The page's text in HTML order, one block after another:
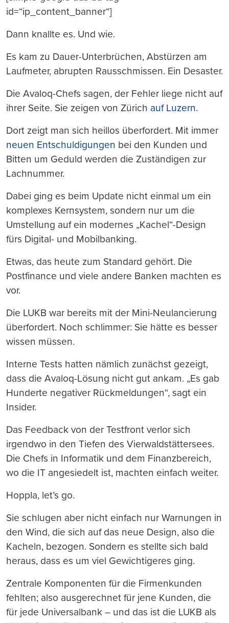
id=“ip_content_banner“]
Dann knallte es. Und wie.
Es kam zu Dauer-Unterbrüchen, Abstürzen am
Laufmeter, abrupten Rausschmissen. Ein Desaster.
Die Avaloq-Chefs sagen, der Fehler liege nicht auf
ihrer Seite. Sie zeigen von Zürich auf Luzern.
Dort zeigt man sich heillos überfordert. Mit immer
neuen Entschuldigungen bei den Kunden und
Bitten um Geduld werden die Zuständigen zur
Lachnummer.
Dabei ging es beim Update nicht einmal um ein
komplexes Kernsystem, sondern nur um die
Umstellung auf ein modernes „Kachel“-Design
fürs Digital- und Mobilbanking.
Etwas, das heute zum Standard gehört. Die
Postfinance und viele andere Banken machten es
vor.
Die LUKB war bereits mit der Mini-Neulancierung
überfordert. Noch schlimmer: Sie hätte es besser
wissen müssen.
Interne Tests hatten nämlich zunächst gezeigt,
dass die Avaloq-Lösung nicht gut ankam. „Es gab
Hunderte negativer Rückmeldungen“, sagt ein
Insider.
Das Feedback von der Testfront verlor sich
irgendwo in den Tiefen des Vierwaldstättersees.
Die Chefs in Informatik und dem Finanzbereich,
wo die IT angesiedelt ist, machten einfach weiter.
Hoppla, let’s go.
Sie schlugen aber nicht einfach nur Warnungen in
den Wind, die sich auf das neue Design, also die
Kacheln, bezogen. Sondern es stellte sich bald
heraus, dass es um viel Gewichtigeres ging.
Zentrale Komponenten für die Firmenkunden
fehlten; also ausgerechnet für jene Kunden, die
für jede Universalbank – und das ist die LUKB als